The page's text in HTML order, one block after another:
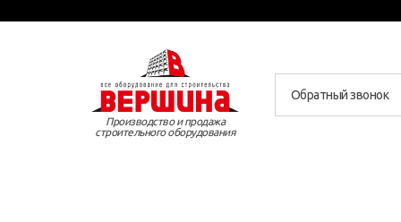
Производство и продажа
строительного оборудования
Обратный звонок